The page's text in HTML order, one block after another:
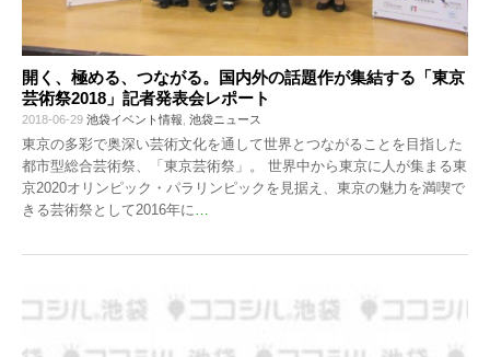
開く、極める、つながる。国内外の話題作が集結する「東京
芸術祭2018」記者発表会レポート
2018-06-29 池袋イベント情報 池袋ニュース
東京の多彩で奥深い芸術文化を通して世界とつながることを目指した
都市型総合芸術祭、「東京芸術祭」。 世界中から東京に人が集まる東
京2020オリンピック・パラリンピックを見据え、東京の魅力を満喫で
きる芸術祭として2016年に…